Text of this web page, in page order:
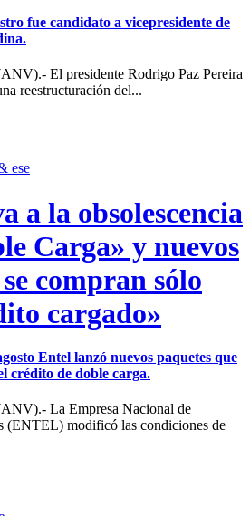
fue candidato a vicepresidente de
El presidente Rodrigo Paz Pereira
reestructuración del...
ese
a la obsolescencia
Carga» y nuevos
compran sólo
cargado»
Entel lanzó nuevos paquetes que
crédito de doble carga.
La Empresa Nacional de
(ENTEL) modificó las condiciones de